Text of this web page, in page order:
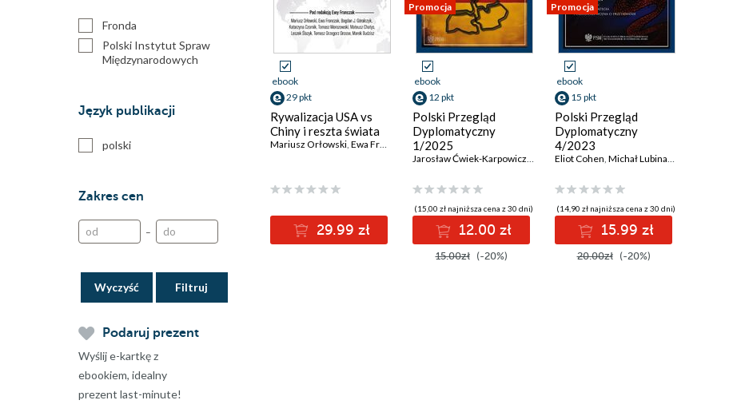
Fronda
Polski Instytut Spraw
Międzynarodowych
Język publikacji
polski
Zakres cen
–
Wyczyść
Podaruj prezent
Wyślij e-kartkę z
ebookiem, idealny
prezent last-minute!
ebook
29 pkt
Rywalizacja USA vs
Chiny i reszta świata
Mariusz Orłowski, Ewa Fronczak ,Bogdan J. Góralczyk Katarzyna Czornik,Tomasz Morozowski
29.99 zł
Promocja
ebook
12 pkt
Polski Przegląd
Dyplomatyczny
1/2025
Jarosław Ćwiek-Karpowicz
,Lidia Gibadło,Tomasz Morozowski
(15,00 zł najniższa cena z 30 dni)
12.00 zł
15.00zł (-20%)
Promocja
ebook
15 pkt
Polski Przegląd
Dyplomatyczny
4/2023
Eliot Cohen, Michał Lubina,Jakub Jakubowski
(14,90 zł najniższa cena z 30 dni)
15.99 zł
20.00zł (-20%)